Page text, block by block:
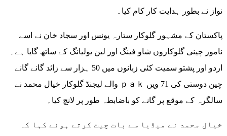
نواز نے بطور ہدایت کار کام کیا۔
پاکستان کے مشہور گلوکار ستارہ یونس اور سجاد خان نے اسے
نامور چینی گلوکاروں شاو فینگ اور لین یولیانگ کے ساتھ گایا ہے۔
اردو اور پشتو سمیت کئی زبانوں میں 50 ہزار سے زائد گانے گانے
والے لیجنڈ گلوکار خیال محمد نے ｐａｋ چین دوستی کی 71 ویں
سالگرہ کے موقع پر گانے کو باضابطہ طور پر لانچ کیا۔
خیال محمد نے میڈیا سے بات چیت کرتے ہوئے کہا کہ